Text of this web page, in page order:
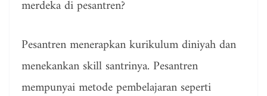
merdeka di pesantren?
Pesantren menerapkan kurikulum diniyah dan
menekankan skill santrinya. Pesantren
mempunyai metode pembelajaran seperti